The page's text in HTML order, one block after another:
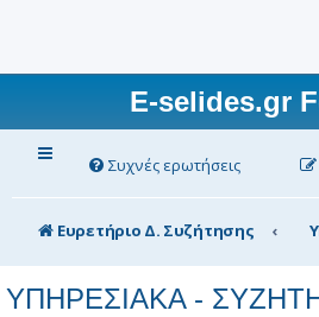
E-selides.gr
Συχνές ερωτήσεις
Ευρετήριο Δ. Συζήτησης
ΥΠΗΡΕΣΙΑΚΑ -